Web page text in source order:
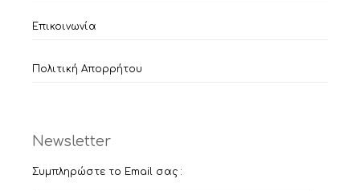
Επικοινωνία
Πολιτική Απορρήτου
Newsletter
Συμπληρώστε το Email σας :